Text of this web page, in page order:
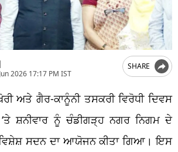
|
2026 17:17 PM IST
SHARE
ਅਤੇ ਗੈਰ-ਕਾਨੂੰਨੀ ਤਸਕਰੀ ਵਿਰੋਧੀ ਦਿਵਸ
ਸ਼ਨੀਵਾਰ ਨੂੰ ਚੰਡੀਗੜ੍ਹ ਨਗਰ ਨਿਗਮ ਦੇ
ਸਦਨ ਦਾ ਆਯੋਜਨ ਕੀਤਾ ਗਿਆ। ਇਸ